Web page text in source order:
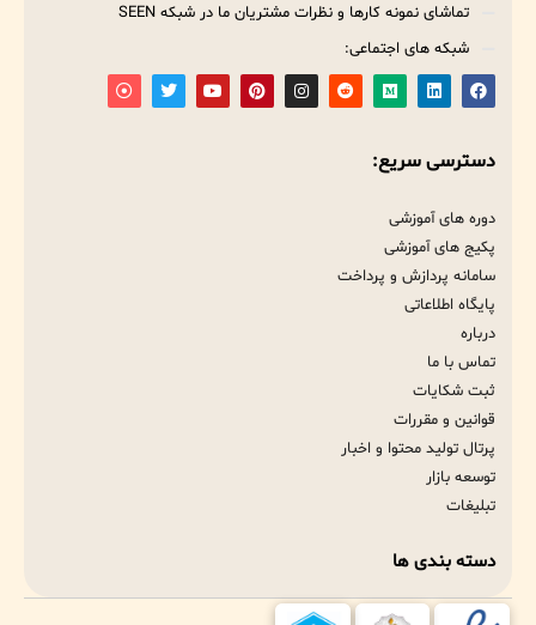
تماشای نمونه کارها و نظرات مشتریان ما در شبکه SEEN
شبکه های اجتماعی:
دسترسی سریع:
دوره های آموزشی
پکیج های آموزشی
سامانه پردازش و پرداخت
پایگاه اطلاعاتی
درباره
تماس با ما
ثبت شکایات
قوانین و مقررات
پرتال تولید محتوا و اخبار
توسعه بازار
تبلیغات
دسته بندی ها